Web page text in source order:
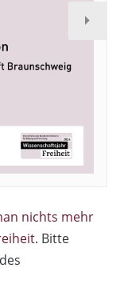
nichts mehr
. Bitte